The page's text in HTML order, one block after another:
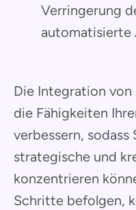
Verringerung
automatisierte
Die Integration
die Fähigkeiten
verbessern, sodass
strategische und
konzentrieren
Schritte befolgen,